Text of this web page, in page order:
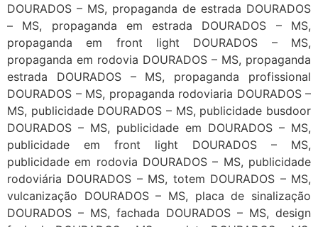
DOURADOS – MS, propaganda de estrada DOURADOS
– MS, propaganda em estrada DOURADOS – MS,
propaganda em front light DOURADOS – MS,
propaganda em rodovia DOURADOS – MS, propaganda
estrada DOURADOS – MS, propaganda profissional
DOURADOS – MS, propaganda rodoviaria DOURADOS –
MS, publicidade DOURADOS – MS, publicidade busdoor
DOURADOS – MS, publicidade em DOURADOS – MS,
publicidade em front light DOURADOS – MS,
publicidade em rodovia DOURADOS – MS, publicidade
rodoviária DOURADOS – MS, totem DOURADOS – MS,
vulcanização DOURADOS – MS, placa de sinalização
DOURADOS – MS, fachada DOURADOS – MS, design